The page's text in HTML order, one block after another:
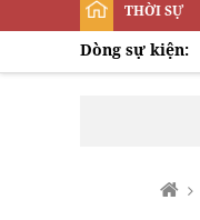
THỜI SỰ
Dòng sự kiện: